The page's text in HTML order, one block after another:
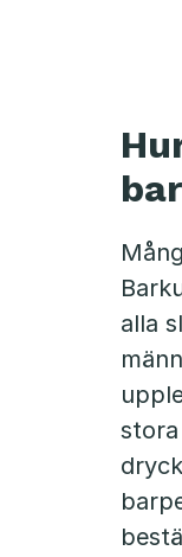
bar
alla